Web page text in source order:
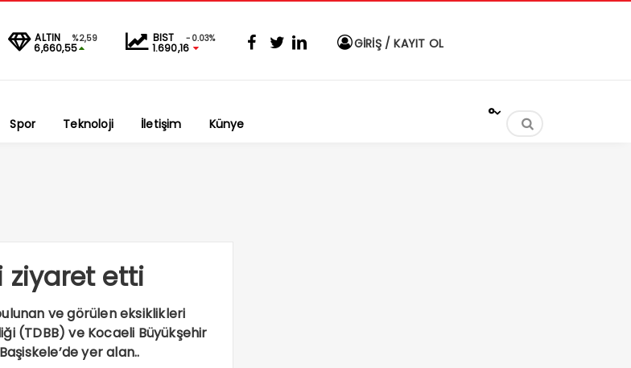
ALTIN %2,59
6,660,55
BIST -0.03%
1.690,16 GİRİŞ / KAYIT OL
Spor Teknoloji İletişim Künye
°
ziyaret etti
ve görülen eksiklikleri
(TDBB) ve Kocaeli Büyükşehir
yer alan..